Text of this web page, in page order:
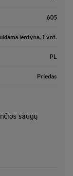
605
lentyna, 1 vnt.
PL
Priedas
saugų